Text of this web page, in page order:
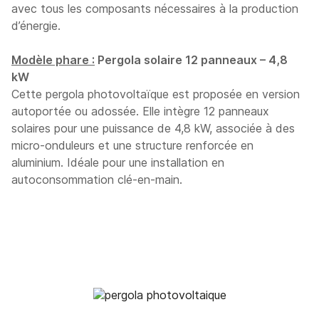
avec tous les composants nécessaires à la production
d’énergie.
Modèle phare : Pergola solaire 12 panneaux – 4,8
kW
Cette pergola photovoltaïque est proposée en version
autoportée ou adossée. Elle intègre 12 panneaux
solaires pour une puissance de 4,8 kW, associée à des
micro-onduleurs et une structure renforcée en
aluminium. Idéale pour une installation en
autoconsommation clé-en-main.